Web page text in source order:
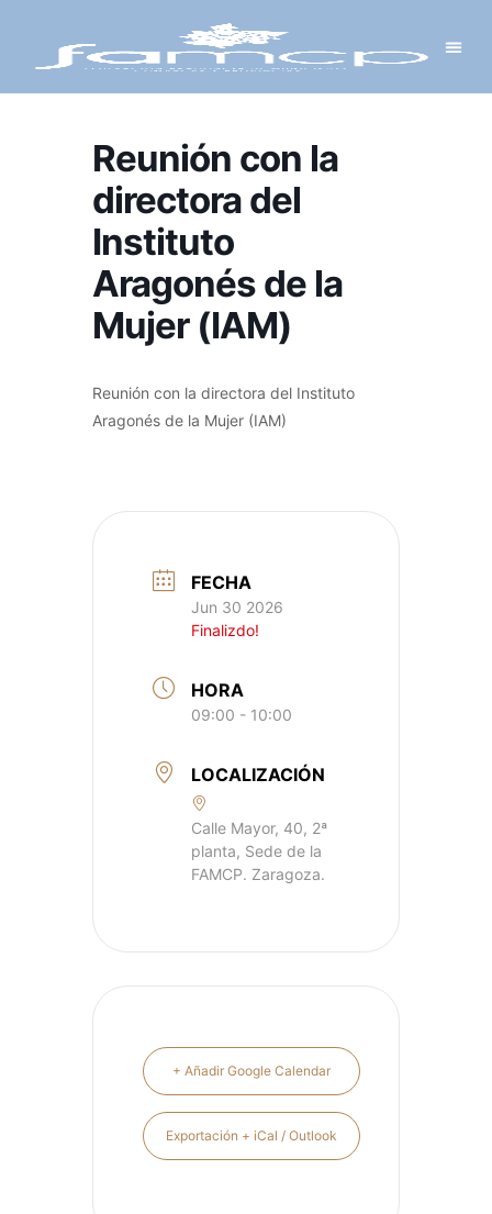
Reunión con la
directora del
Instituto
Aragonés de la
Mujer (IAM)
Reunión con la directora del Instituto
Aragonés de la Mujer (IAM)
FECHA
Jun 30 2026
Finalizdo!
HORA
09:00 - 10:00
LOCALIZACIÓN
Calle Mayor, 40, 2ª
planta, Sede de la
FAMCP. Zaragoza.
+ Añadir Google Calendar
Exportación + iCal / Outlook